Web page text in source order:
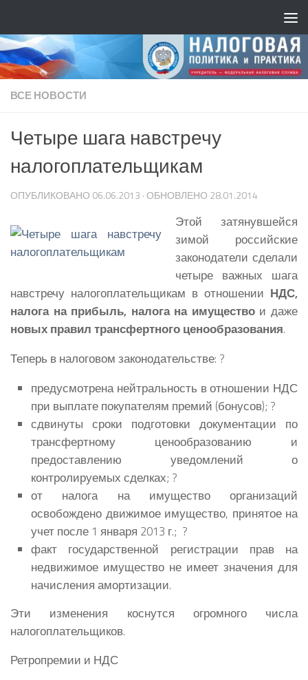
ВСЕ НОВОСТИ
Четыре шага навстречу
налогоплательщикам
ОПУБЛИКОВАНО 06.06.2013 · ОБНОВЛЕНО 28.01.2014
Этой затянувшейся
зимой российские
законодатели сделали
четыре важных шага
навстречу налогоплательщикам в отношении НДС,
налога на прибыль, налога на имущество и даже
новых правил трансфертного ценообразования.
Теперь в налоговом законодательстве: ?
предусмотрена нейтральность в отношении НДС
при выплате покупателям премий (бонусов); ?
сдвинуты сроки подготовки документации по
трансфертному ценообразованию и
предоставлению уведомлений о
контролируемых сделках; ?
от налога на имущество организаций
освобождено движимое имущество, принятое на
учет после 1 января 2013 г.; ?
факт государственной регистрации прав на
недвижимое имущество не имеет значения для
начисления амортизации.
Эти изменения коснутся огромного числа
налогоплательщиков.
Ретропремии и НДС